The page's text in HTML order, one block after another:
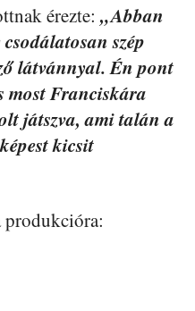
érezte:„Abban
szép
látvánnyal. Én pont
most Franciskára
játszva, ami talán a
kicsit